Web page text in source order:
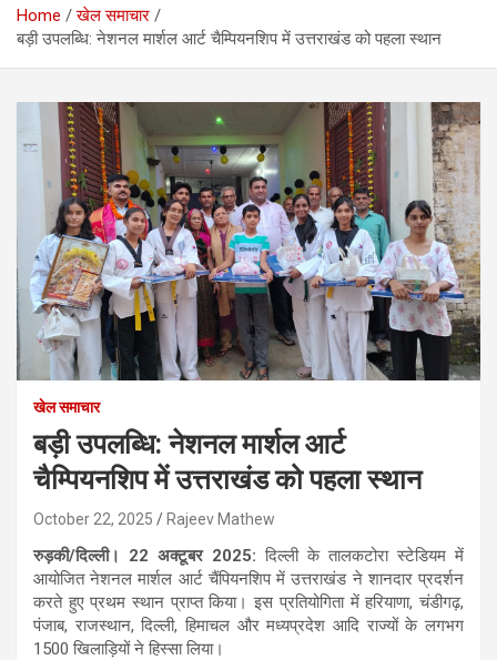
Home
खेल समाचार
बड़ी उपलब्धि: नेशनल मार्शल आर्ट चैम्पियनशिप में उत्तराखंड को पहला स्थान
खेल समाचार
बड़ी उपलब्धि: नेशनल मार्शल आर्ट
चैम्पियनशिप में उत्तराखंड को पहला स्थान
October 22, 2025 Rajeev Mathew
रुड़की/दिल्ली। 22 अक्टूबर 2025: दिल्ली के तालकटोरा स्टेडियम में
आयोजित नेशनल मार्शल आर्ट चैंपियनशिप में उत्तराखंड ने शानदार प्रदर्शन
करते हुए प्रथम स्थान प्राप्त किया। इस प्रतियोगिता में हरियाणा, चंडीगढ़,
पंजाब, राजस्थान, दिल्ली, हिमाचल और मध्यप्रदेश आदि राज्यों के लगभग
1500 खिलाड़ियों ने हिस्सा लिया।